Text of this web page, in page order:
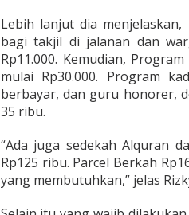
Lebih lanjut dia
bagi takjil di jalanan dan
Rp11.000. Kemudian,
mulai Rp30.000. Program
berbayar, dan guru honorer,
35 ribu.
“Ada juga sedekah Alquran
Rp125 ribu. Parcel Berkah
yang membutuhkan,” jelas